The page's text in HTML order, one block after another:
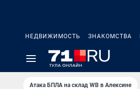
НЕДВИЖИМОСТЬ ЗНАКОМСТВА
Атака БПЛА на склад WB в Алексине